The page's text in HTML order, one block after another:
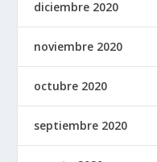
diciembre 2020
noviembre 2020
octubre 2020
septiembre 2020